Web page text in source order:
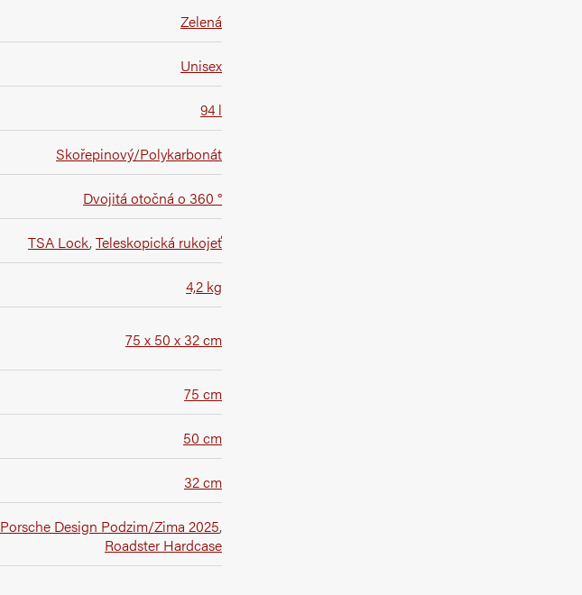
Zelená
Unisex
94 l
Skořepinový/Polykarbonát
Dvojitá otočná o 360 °
TSA Lock,Teleskopická rukojeť
4,2 kg
75 x 50 x 32 cm
75 cm
50 cm
32 cm
Porsche Design Podzim/Zima 2025,
Roadster Hardcase